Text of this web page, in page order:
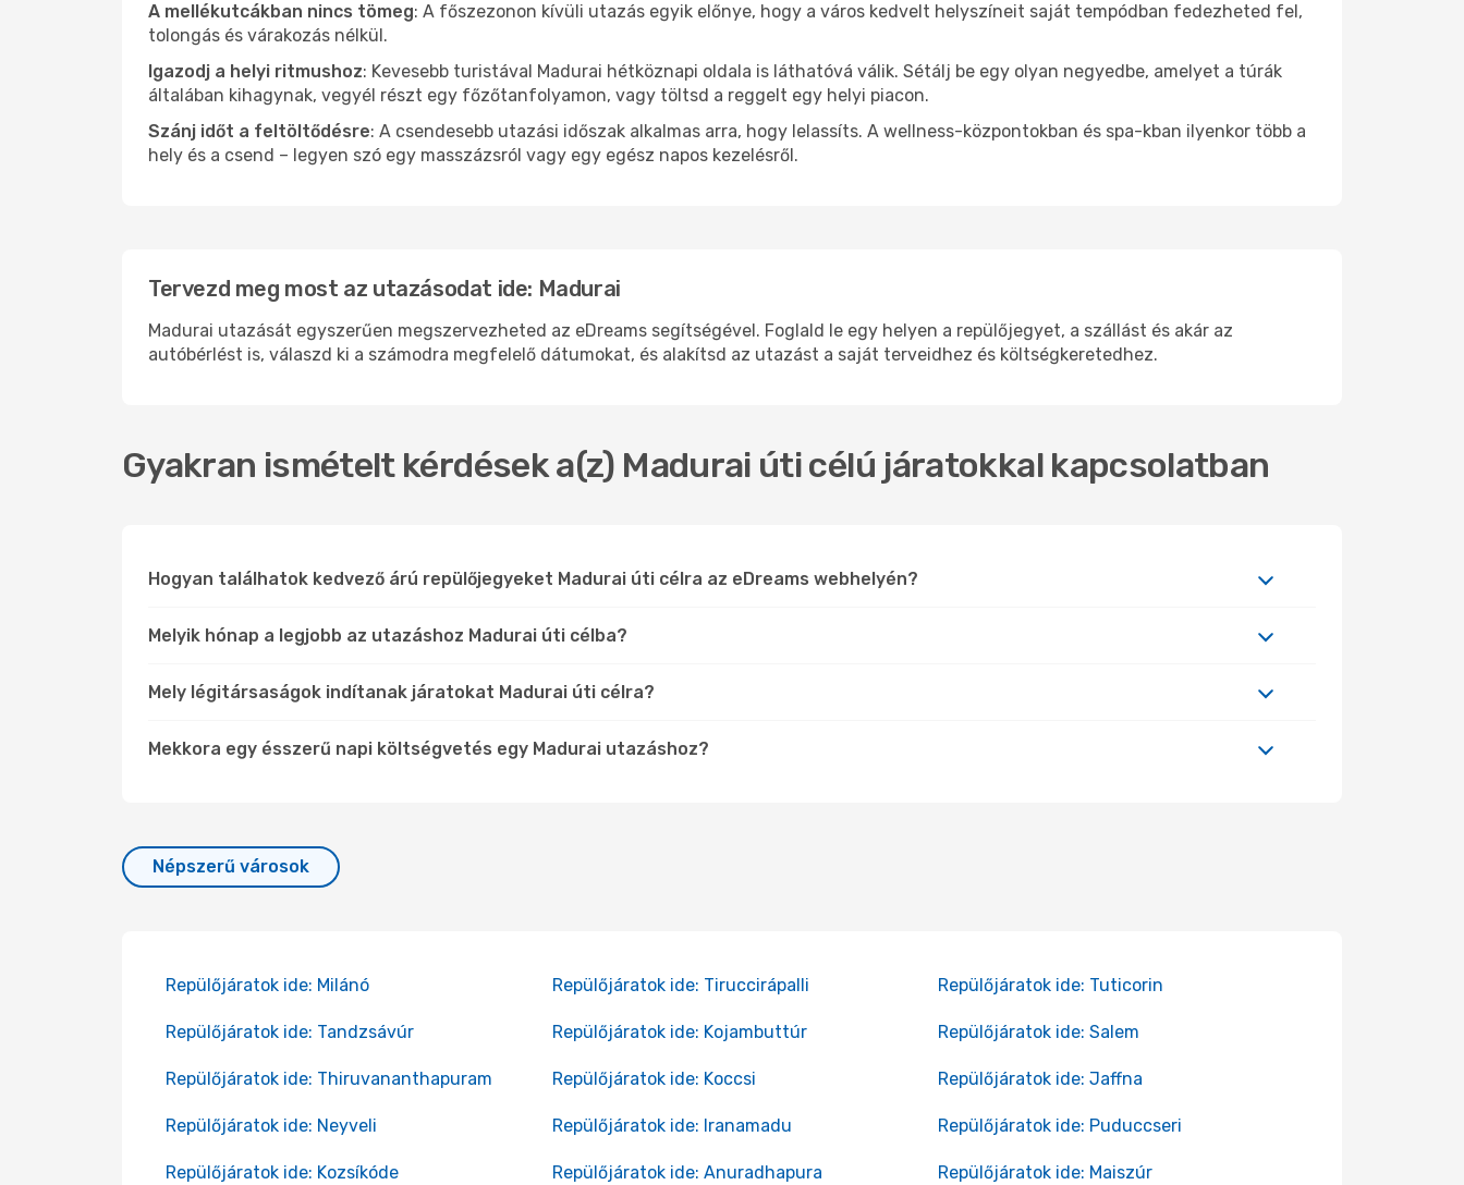
A mellékutcákban nincs tömeg: A főszezonon kívüli utazás egyik előnye, hogy a város kedvelt helyszíneit saját tempódban fedezheted fel,
tolongás és várakozás nélkül.
Igazodj a helyi ritmushoz: Kevesebb turistával Madurai hétköznapi oldala is láthatóvá válik. Sétálj be egy olyan negyedbe, amelyet a túrák
általában kihagynak, vegyél részt egy főzőtanfolyamon, vagy töltsd a reggelt egy helyi piacon.
Szánj időt a feltöltődésre: A csendesebb utazási időszak alkalmas arra, hogy lelassíts. A wellness-központokban és spa-kban ilyenkor több a
hely és a csend – legyen szó egy masszázsról vagy egy egész napos kezelésről.
Tervezd meg most az utazásodat ide: Madurai
Madurai utazását egyszerűen megszervezheted az eDreams segítségével. Foglald le egy helyen a repülőjegyet, a szállást és akár az
autóbérlést is, válaszd ki a számodra megfelelő dátumokat, és alakítsd az utazást a saját terveidhez és költségkeretedhez.
Gyakran ismételt kérdések a(z) Madurai úti célú járatokkal kapcsolatban
Hogyan találhatok kedvező árú repülőjegyeket Madurai úti célra az eDreams webhelyén?
Melyik hónap a legjobb az utazáshoz Madurai úti célba?
Mely légitársaságok indítanak járatokat Madurai úti célra?
Mekkora egy ésszerű napi költségvetés egy Madurai utazáshoz?
Népszerű városok
Repülőjáratok ide: Milánó Repülőjáratok ide: Tiruccirápalli Repülőjáratok ide: Tuticorin
Repülőjáratok ide: Tandzsávúr Repülőjáratok ide: Kojambuttúr Repülőjáratok ide: Salem
Repülőjáratok ide: Thiruvananthapuram Repülőjáratok ide: Koccsi Repülőjáratok ide: Jaffna
Repülőjáratok ide: Neyveli Repülőjáratok ide: Iranamadu Repülőjáratok ide: Puduccseri
Repülőjáratok ide: Kozsíkóde Repülőjáratok ide: Anuradhapura Repülőjáratok ide: Maiszúr